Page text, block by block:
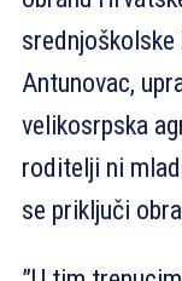
Antunovac,
velikosrpska
roditelji ni
se priključi